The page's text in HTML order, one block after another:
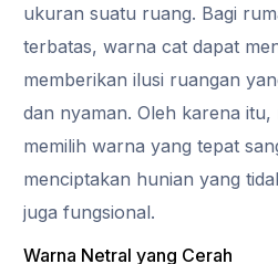
ukuran suatu ruang. Bagi
terbatas, warna cat dapat
memberikan ilusi ruangan
dan nyaman. Oleh karena itu,
memilih warna yang tepat
menciptakan hunian yang
juga fungsional.
Warna Netral yang Cerah